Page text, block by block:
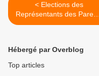
< Elections des
Représentants des Parents
d'Elèves
Hébergé par Overblog
Top articles